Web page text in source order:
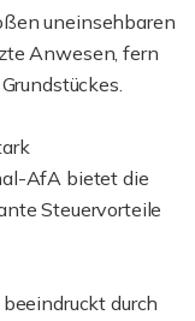
uneinsehbaren
Anwesen, fern
AfA bietet die
Steuervorteile
durch